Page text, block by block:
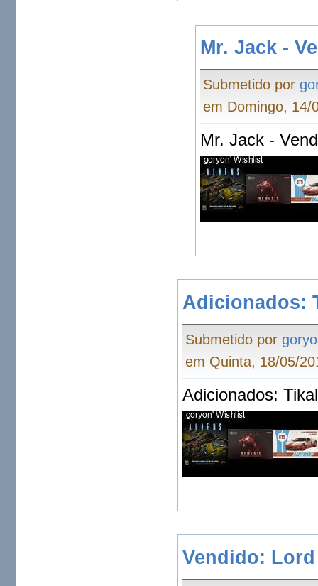
Mr. Jack -
Submetido por
em Domingo, 14/
Mr. Jack -
Adicionados:
Submetido por
em Quinta, 18/05/
Adicionados:
Vendido: